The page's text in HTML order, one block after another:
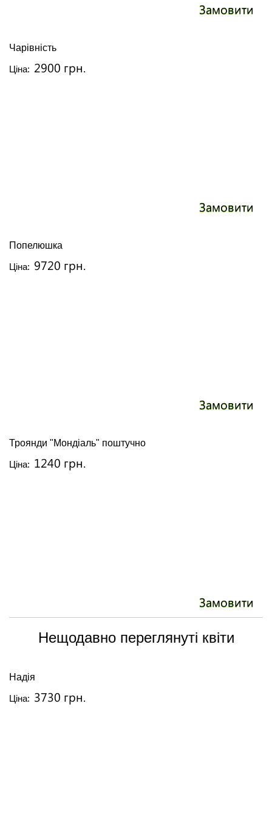
Замовити
Чарівність
Ціна: 2900 грн.
Замовити
Попелюшка
Ціна: 9720 грн.
Замовити
Троянди "Мондіаль" поштучно
Ціна: 1240 грн.
Замовити
Нещодавно переглянуті квіти
Надія
Ціна: 3730 грн.